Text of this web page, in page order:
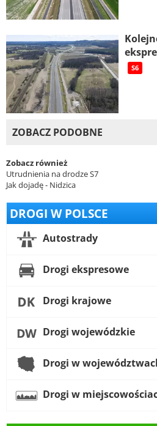
S6
ZOBACZ PODOBNE
Zobacz również
Utrudnienia na drodze S7
Jak dojadę - Nidzica
DROGI W POLSCE
Autostrady
Drogi ekspresowe
Drogi krajowe
Drogi wojewódzkie
Drogi w
Drogi w